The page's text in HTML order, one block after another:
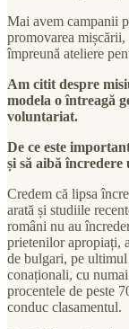
Mai avem campanii
promovarea mișcării,
împreună ateliere
Am citit despre
modela o întreagă
voluntariat.
De ce este
și să aibă
Credem că lipsa
arată și studiile
români nu au
prietenilor apropiați,
de bulgari, pe
conaționali, cu
procentele de peste
conduc clasamentul.